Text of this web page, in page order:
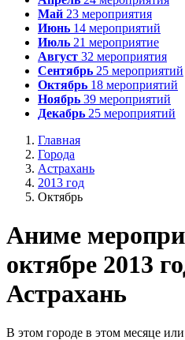
Май 23 мероприятия
Июнь 14 мероприятий
Июль 21 мероприятие
Август 32 мероприятия
Сентябрь 25 мероприятий
Октябрь 18 мероприятий
Ноябрь 39 мероприятий
Декабрь 25 мероприятий
Главная
Города
Астрахань
2013 год
Октябрь
Аниме
октябре 2013
Астрахань
В этом городе в этом месяце